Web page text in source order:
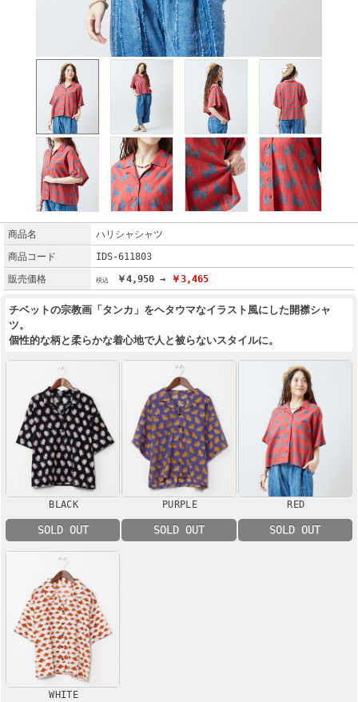
商品名
ハリシャシャツ
商品コード
IDS-611803
販売価格
￥4,950 → ￥3,465
チベットの宗教画「タンカ」をヘタウマなイラスト風にした開襟シャ
ツ。
個性的な柄と柔らかな着心地で人と被らないスタイルに。
BLACK
SOLD OUT
PURPLE
SOLD OUT
RED
SOLD OUT
WHITE